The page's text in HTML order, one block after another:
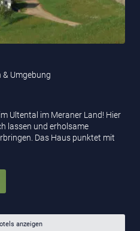
& Umgebung
im Ultental im Meraner Land! Hier
lassen und erholsame
Das Haus punktet mit
anzeigen